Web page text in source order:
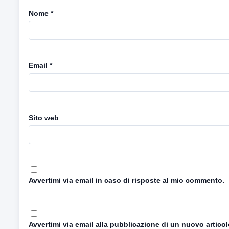
Nome *
Email *
Sito web
Avvertimi via email in caso di risposte al mio commento.
Avvertimi via email alla pubblicazione di un nuovo